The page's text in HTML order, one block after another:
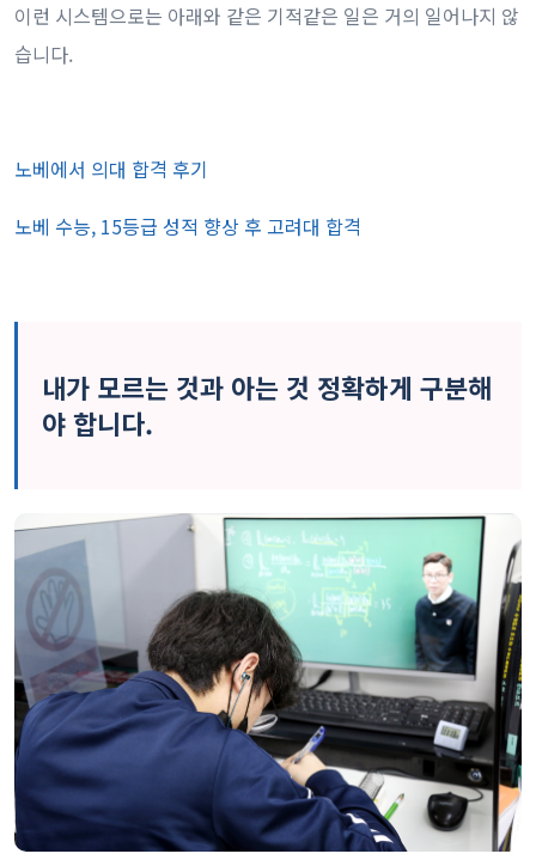
이런 시스템으로는 아래와 같은 기적같은 일은 거의 일어나지 않
습니다.
노베에서 의대 합격 후기
노베 수능, 15등급 성적 향상 후 고려대 합격
내가 모르는 것과 아는 것 정확하게 구분해
야 합니다.